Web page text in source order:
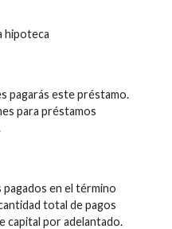
hipoteca
pagarás este préstamo.
para préstamos
en el término
total de pagos
capital por adelantado.